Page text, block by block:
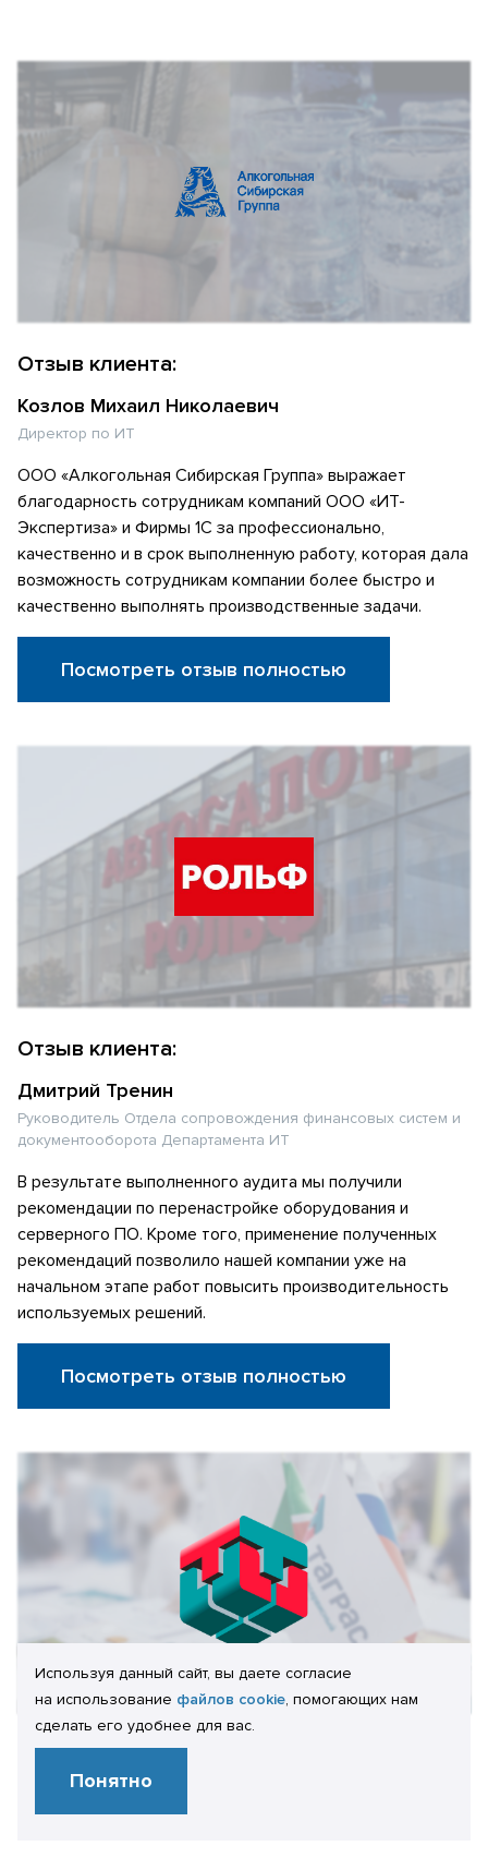
Отзыв клиента:
Козлов Михаил Николаевич
Директор по ИТ
ООО «Алкогольная Сибирская Группа» выражает
благодарность сотрудникам компаний ООО «ИТ-
Экспертиза» и Фирмы 1С за профессионально,
качественно и в срок выполненную работу, которая дала
возможность сотрудникам компании более быстро и
качественно выполнять производственные задачи.
Посмотреть отзыв полностью
Отзыв клиента:
Дмитрий Тренин
Руководитель Отдела сопровождения финансовых систем и
документооборота Департамента ИТ
В результате выполненного аудита мы получили
рекомендации по перенастройке оборудования и
серверного ПО. Кроме того, применение полученных
рекомендаций позволило нашей компании уже на
начальном этапе работ повысить производительность
используемых решений.
Посмотреть отзыв полностью
Отзыв клиента:
Используя данный сайт, вы даете согласие
на использование файлов cookie, помогающих нам
сделать его удобнее для вас.
Понятно